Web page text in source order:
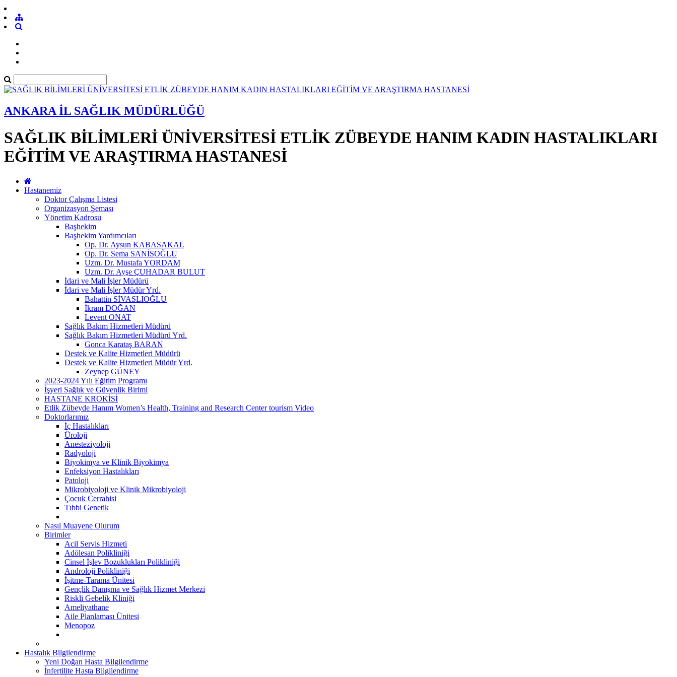
ANKARA İL SAĞLIK MÜDÜRLÜĞÜ
SAĞLIK BİLİMLERİ ÜNİVERSİTESİ ETLİK ZÜBEYDE HANIM KADIN HASTALIKLARI
EĞİTİM VE ARAŞTIRMA HASTANESİ
Hastanemiz
Doktor Çalışma Listesi
Organizasyon Şeması
Yönetim Kadrosu
Başhekim
Başhekim Yardımcıları
Op. Dr. Aysun KABASAKAL
Op. Dr. Sema SANİSOĞLU
Uzm. Dr. Mustafa YORDAM
Uzm. Dr. Ayşe ÇUHADAR BULUT
İdari ve Mali İşler Müdürü
İdari ve Mali İşler Müdür Yrd.
Bahattin SİVASLIOĞLU
İkram DOĞAN
Levent ONAT
Sağlık Bakım Hizmetleri Müdürü
Sağlık Bakım Hizmetleri Müdürü Yrd.
Gonca Karataş BARAN
Destek ve Kalite Hizmetleri Müdürü
Destek ve Kalite Hizmetleri Müdür Yrd.
Zeynep GÜNEY
2023-2024 Yılı Eğitim Programı
İşyeri Sağlık ve Güvenlik Birimi
HASTANE KROKİSİ
Etlik Zübeyde Hanım Women’s Health, Training and Research Center tourism Video
Doktorlarımız
İç Hastalıkları
Üroloji
Anesteziyoloji
Radyoloji
Biyokimya ve Klinik Biyokimya
Enfeksiyon Hastalıkları
Patoloji
Mikrobiyoloji ve Klinik Mikrobiyoloji
Çocuk Cerrahisi
Tıbbi Genetik
Nasıl Muayene Olurum
Birimler
Acil Servis Hizmeti
Adölesan Polikliniği
Cinsel İşlev Bozuklukları Polikliniği
Androloji Polikliniği
İşitme-Tarama Ünitesi
Gençlik Danışma ve Sağlık Hizmet Merkezi
Riskli Gebelik Kliniği
Ameliyathane
Aile Planlaması Ünitesi
Menopoz
Hastalık Bilgilendirme
Yeni Doğan Hasta Bilgilendirme
İnfertilite Hasta Bilgilendirme